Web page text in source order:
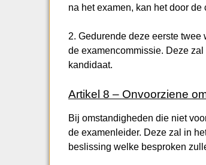
na het examen, kan het door
2. Gedurende deze eerste
de examencommissie. Deze
kandidaat.
Artikel 8 – Onvoorziene
Bij omstandigheden die niet
de examenleider. Deze zal in
beslissing welke besproken